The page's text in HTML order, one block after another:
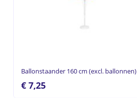
Ballonstaander 160 cm (excl. ballonnen)
€7,25